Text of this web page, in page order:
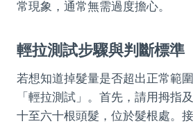
常現象，通常無需過度擔心。
輕拉測試步驟與判斷標準
若想知道掉髮量是否超出正常範
「輕拉測試」。首先，請用拇指
十至六十根頭髮，位於髮根處。